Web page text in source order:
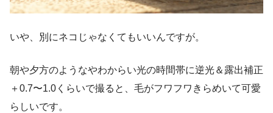
いや、別にネコじゃなくてもいいんですが。
朝や夕方のようなやわからい光の時間帯に逆光＆露出補正
＋0.7〜1.0くらいで撮ると、毛がフワフワきらめいて可愛
らしいです。